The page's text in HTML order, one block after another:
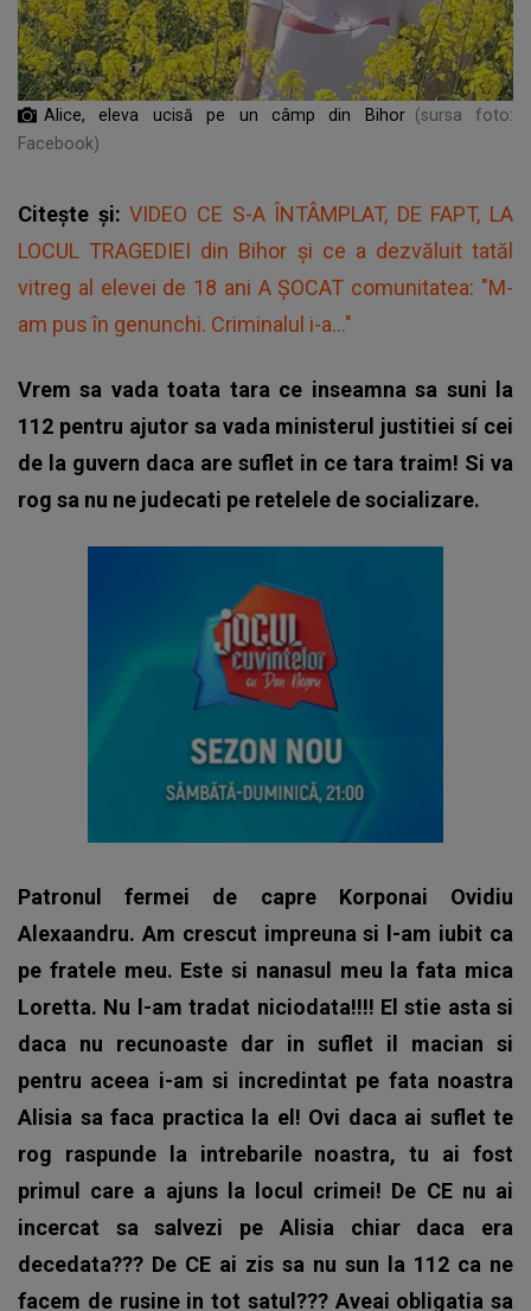
Alice, eleva ucisă pe un câmp din Bihor (sursa foto:
Facebook)
Citește și:VIDEO CE S-A ÎNTÂMPLAT, DE FAPT, LA
LOCUL TRAGEDIEI din Bihor și ce a dezvăluit tatăl
vitreg al elevei de 18 ani A ȘOCAT comunitatea: "M-
am pus în genunchi. Criminalul i-a..."
Vrem sa vada toata tara ce inseamna sa suni la
112 pentru ajutor sa vada ministerul justitiei sí cei
de la guvern daca are suflet in ce tara traim! Si va
rog sa nu ne judecati pe retelele de socializare.
Patronul fermei de capre Korponai Ovidiu
Alexaandru. Am crescut impreuna si l-am iubit ca
pe fratele meu. Este si nanasul meu la fata mica
Loretta. Nu l-am tradat niciodata!!!! El stie asta si
daca nu recunoaste dar in suflet il macian si
pentru aceea i-am si incredintat pe fata noastra
Alisia sa faca practica la el! Ovi daca ai suflet te
rog raspunde la intrebarile noastra, tu ai fost
primul care a ajuns la locul crimei! De CE nu ai
incercat sa salvezi pe Alisia chiar daca era
decedata??? De CE ai zis sa nu sun la 112 ca ne
facem de rusine in tot satul??? Aveai obligatia sa